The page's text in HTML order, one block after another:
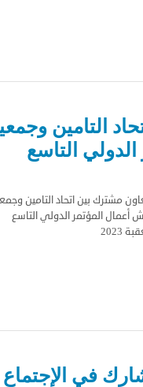
التامين
التاسع
مشترك بين اتحاد التامين
أعمال المؤتمر الدولي التاسع
2023
في الإجتماع